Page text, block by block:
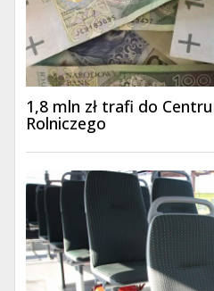
1,8 mln zł trafi do
Rolniczego